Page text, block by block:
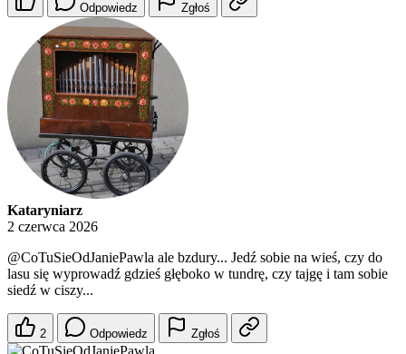
Odpowiedz Zgłoś
Kataryniarz
2 czerwca 2026
@CoTuSieOdJaniePawla ale bzdury... Jedź sobie na wieś, czy do
lasu się wyprowadź gdzieś głęboko w tundrę, czy tajgę i tam sobie
siedź w ciszy...
2 Odpowiedz Zgłoś